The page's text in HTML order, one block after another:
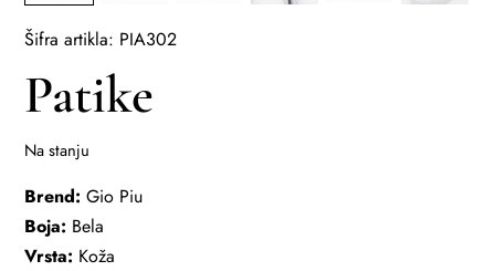
Šifra artikla: PIA302
Patike
Na stanju
Brend: Gio Piu
Boja: Bela
Vrsta: Koža